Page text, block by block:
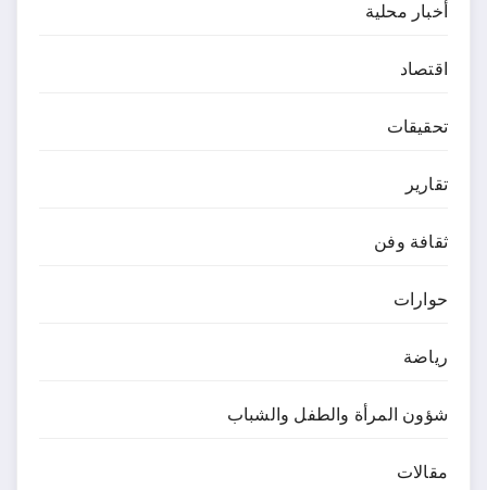
أخبار محلية
اقتصاد
تحقيقات
تقارير
ثقافة وفن
حوارات
رياضة
شؤون المرأة والطفل والشباب
مقالات